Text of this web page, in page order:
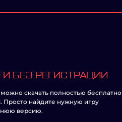
И БЕЗ РЕГИСТРАЦИИ
скачать полностью бесплатно
Просто найдите нужную игру
версию.